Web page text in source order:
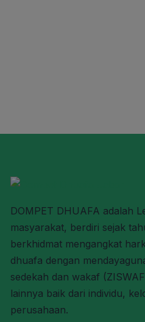
DOMPET DHUAFA adalah
masyarakat, berdiri sejak
berkhidmat mengangkat
dhuafa dengan
sedekah dan wakaf
lainnya baik dari individu,
perusahaan.